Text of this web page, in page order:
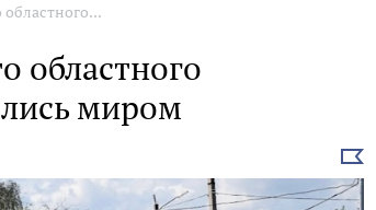
областного
миром